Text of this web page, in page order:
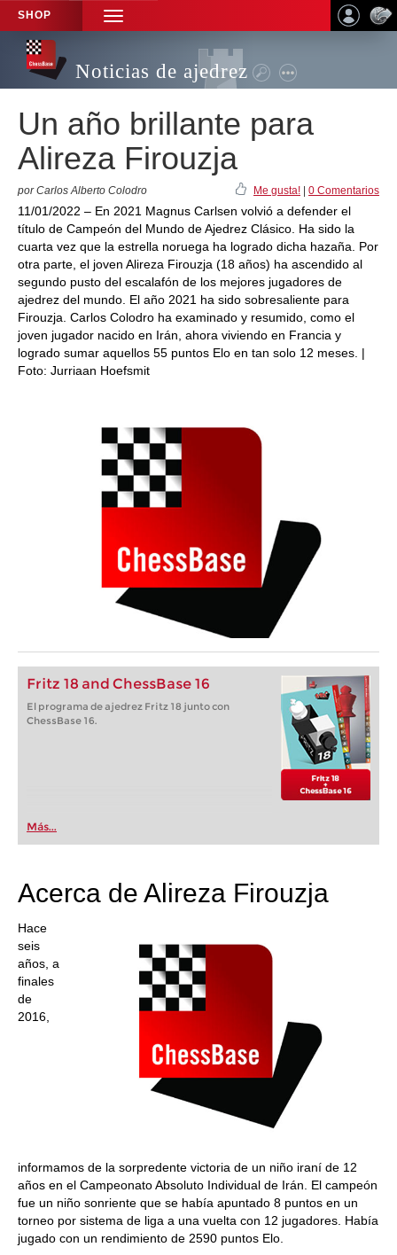
SHOP
TOGGLE
NAVIGATION
Noticias de ajedrez
Un año brillante para
Alireza Firouzja
por Carlos Alberto Colodro Me gusta! 0 Comentarios
11/01/2022 – En 2021 Magnus Carlsen volvió a defender el
título de Campeón del Mundo de Ajedrez Clásico. Ha sido la
cuarta vez que la estrella noruega ha logrado dicha hazaña. Por
otra parte, el joven Alireza Firouzja (18 años) ha ascendido al
segundo pusto del escalafón de los mejores jugadores de
ajedrez del mundo. El año 2021 ha sido sobresaliente para
Firouzja. Carlos Colodro ha examinado y resumido, como el
joven jugador nacido en Irán, ahora viviendo en Francia y
logrado sumar aquellos 55 puntos Elo en tan solo 12 meses. |
Foto: Jurriaan Hoefsmit
Fritz 18 and ChessBase 16
El programa de ajedrez Fritz 18 junto con
ChessBase 16.
Más...
Acerca de Alireza Firouzja
Hace
seis
años, a
finales
de
2016,
informamos de la sorpredente victoria de un niño iraní de 12
años en el Campeonato Absoluto Individual de Irán. El campeón
fue un niño sonriente que se había apuntado 8 puntos en un
torneo por sistema de liga a una vuelta con 12 jugadores. Había
jugado con un rendimiento de 2590 puntos Elo.